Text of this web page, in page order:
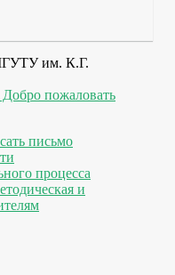
им. К.Г.
пожаловать
письмо
процесса
и